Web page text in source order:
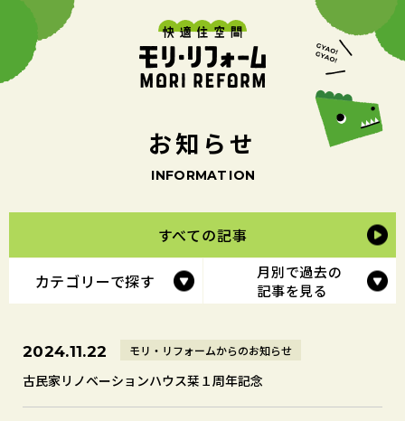
お知 らせ
INFORMAT ION
すべての記事
カテゴリーで探す
月別で過去の
記事を見る
2024.11.22 モリ・リフォームからのお知らせ
古民家リノベーションハウス栞１周年記念